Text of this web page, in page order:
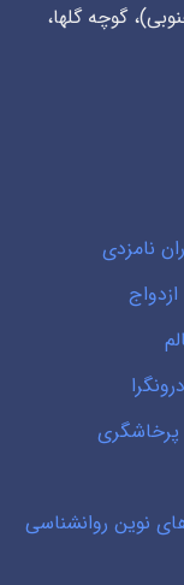
گوچه گلها،
نامزدی
نوین روانشناسی